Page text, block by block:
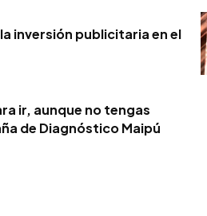
inversión publicitaria en el
ir, aunque no tengas
de Diagnóstico Maipú